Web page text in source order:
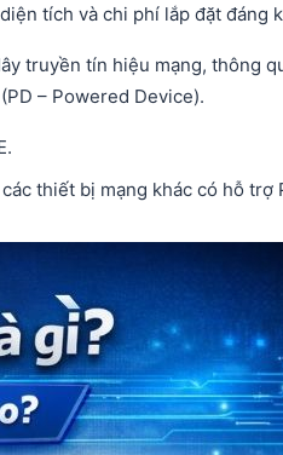
tích và chi phí lắp đặt đáng
truyền tín hiệu mạng, thông
– Powered Device).
thiết bị mạng khác có hỗ trợ